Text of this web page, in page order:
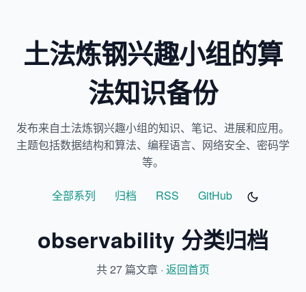
土法炼钢兴趣小组的算
法知识备份
发布来自土法炼钢兴趣小组的知识、笔记、进展和应用。
主题包括数据结构和算法、编程语言、网络安全、密码学
等。
全部系列 归档 RSS GitHub
observability 分类归档
共 27 篇文章 · 返回首页